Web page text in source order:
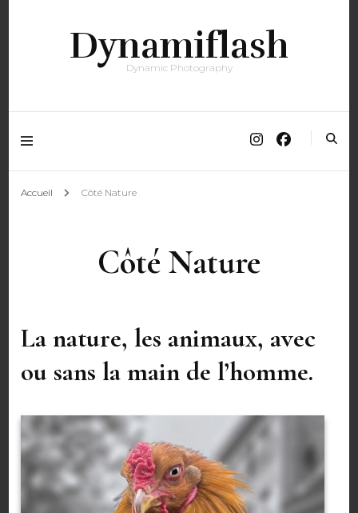
Dynamiflash
Dynamic Photography
Accueil Côté Nature
Côté Nature
La nature, les animaux, avec
ou sans la main de l’homme.